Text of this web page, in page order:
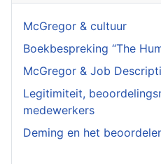
McGregor & cultuur
Boekbespreking “The
McGregor & Job
Legitimiteit,
medewerkers
Deming en het